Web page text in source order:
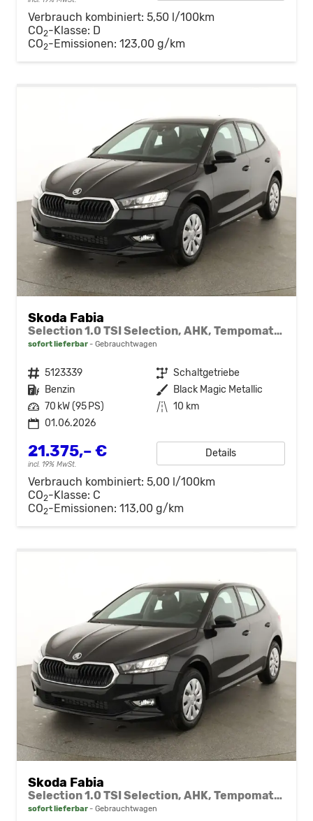
Verbrauch kombiniert: 5,50 l/100km
CO2-Klasse: D
CO2-Emissionen: 123,00 g/km
Skoda Fabia
Selection 1.0 TSI Selection, AHK, Tempomat, Ladeboden, Park, Winterpaket, SmartLink, 4-J Garantie
sofort lieferbar Gebrauchtwagen
Fahrzeugnr. 5123339 Getriebe Schaltgetriebe
Kraftstoff Benzin Außenfarbe Black Magic Metallic
Leistung 70 kW (95 PS) Kilometerstand 10 km
01.06.2026
21.375,– €
incl. 19% MwSt.
Details
Verbrauch kombiniert: 5,00 l/100km
CO2-Klasse: C
CO2-Emissionen: 113,00 g/km
Skoda Fabia
Selection 1.0 TSI Selection, AHK, Tempomat, Ladeboden, Park, Winterpaket, SmartLink, 4-J Garantie
sofort lieferbar Gebrauchtwagen